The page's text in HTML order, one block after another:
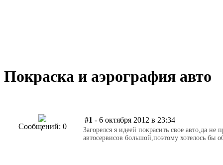
Покраска и аэрография авто
Сообщений: 0
#1 - 6 октября 2012 в 23:34
Загорелся я идеей покрасить свое авто,да
автосервисов большой,поэтому хотелось бы